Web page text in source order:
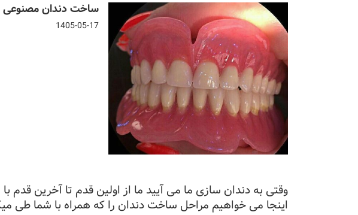
ساخت دندان مصنوعی
1405-05-17
وقتی به دندان سازی ما می آیید ما از اولین قدم تا آخرین
اینجا می خواهیم مراحل ساخت دندان را که همراه با شما طی